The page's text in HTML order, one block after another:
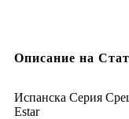
Описание на
Испанска Серия
Estar